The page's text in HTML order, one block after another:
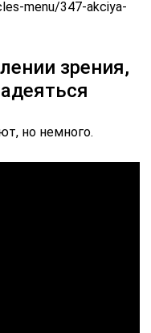
menu/347-akciya-
зрения,
но немного.